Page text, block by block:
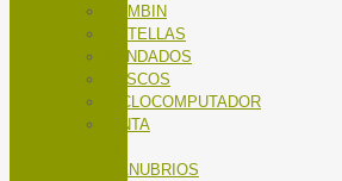
BOMBIN
BOTELLAS
CANDADOS
CASCOS
CICLOCOMPUTADOR
CINTA
MANUBRIOS